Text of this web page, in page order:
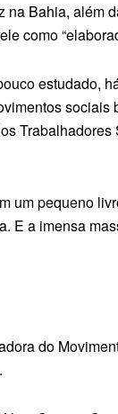
Bahia, além
como
estudado,
um pequeno
E a imensa
do